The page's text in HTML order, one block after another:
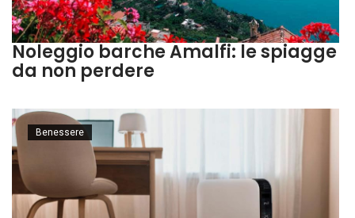
Noleggio barche Amalfi: le spiagge
da non perdere
Benessere